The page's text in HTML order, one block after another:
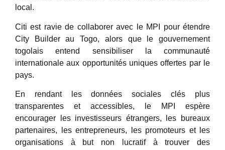
local.
Citi est ravie de collaborer avec le MPI pour étendre
City Builder au Togo, alors que le gouvernement
togolais entend sensibiliser la communauté
internationale aux opportunités uniques offertes par le
pays.
En rendant les données sociales clés plus
transparentes et accessibles, le MPI espère
encourager les investisseurs étrangers, les bureaux
partenaires, les entrepreneurs, les promoteurs et les
organisations à but non lucratif à trouver des